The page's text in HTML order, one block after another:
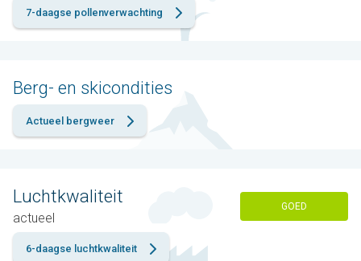
7-daagse pollenverwachting
Berg- en skicondities
Actueel bergweer
Luchtkwaliteit
actueel
GOED
6-daagse luchtkwaliteit